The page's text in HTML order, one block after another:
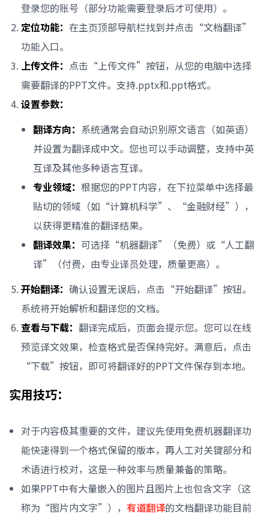
登录您的账号（部分功能需要登录后才可使用）。
定位功能： 在主页顶部导航栏找到并点击“文档翻译”
功能入口。
上传文件： 点击“上传文件”按钮，从您的电脑中选择
需要翻译的PPT文件。支持.pptx和.ppt格式。
设置参数：
翻译方向： 系统通常会自动识别原文语言（如英语）
并设置为翻译成中文。您也可以手动调整，支持中英
互译及其他多种语言互译。
专业领域： 根据您的PPT内容，在下拉菜单中选择最
贴切的领域（如“计算机科学”、“金融财经”），
以获得更精准的翻译结果。
翻译效果： 可选择“机器翻译”（免费）或“人工翻
译”（付费，由专业译员处理，质量更高）。
开始翻译： 确认设置无误后，点击“开始翻译”按钮。
系统将开始解析和翻译您的文档。
查看与下载： 翻译完成后，页面会提示您。您可以在线
预览译文效果，检查格式是否保持完好。满意后，点击
“下载”按钮，即可将翻译好的PPT文件保存到本地。
实用技巧：
对于内容极其重要的文件，建议先使用免费机器翻译功
能快速得到一个格式保留的版本，再人工对关键部分和
术语进行校对，这是一种效率与质量兼备的策略。
如果PPT中有大量嵌入的图片且图片上也包含文字（这
称为“图片内文字”）， 有道翻译的文档翻译功能目前